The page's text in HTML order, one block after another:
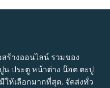
ร้างออนไลน์ รวมของ
น ประตู หน้าต่าง น๊อต ตะปู
ห้เลือกมากที่สุด. จัดส่งทั่ว